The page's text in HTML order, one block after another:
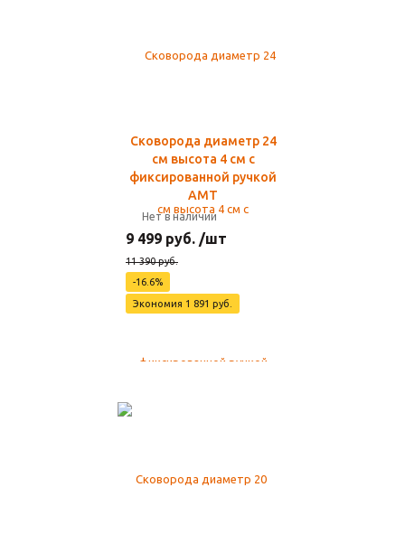
Сковорода диаметр 24
см высота 4 см с
фиксированной ручкой
AMT
Нет в наличии
9 499 руб. /шт
11 390 руб.
-16.6%
Экономия 1 891 руб.